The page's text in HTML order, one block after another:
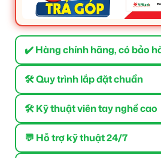
✔️ Hàng chính hãng, có bảo
🛠 Quy trình lắp đặt chuẩn
🛠 Kỹ thuật viên tay nghề cao
💬 Hỗ trợ kỹ thuật 24/7